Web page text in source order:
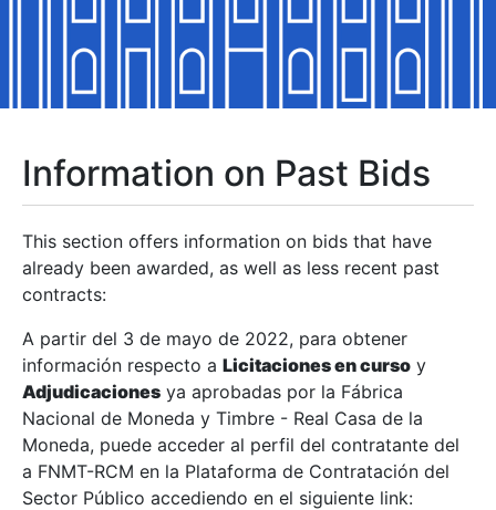
Show/Hide
Show/Hide
Show/Hide
Show/Hide
Show/Hide
Information on Past Bids
This section offers information on bids that have
already been awarded, as well as less recent past
contracts:
A partir del 3 de mayo de 2022, para obtener
información respecto a Licitaciones en curso y
Adjudicaciones ya aprobadas por la Fábrica
Nacional de Moneda y Timbre - Real Casa de la
Moneda, puede acceder al perfil del contratante del
a FNMT-RCM en la Plataforma de Contratación del
Sector Público accediendo en el siguiente link: